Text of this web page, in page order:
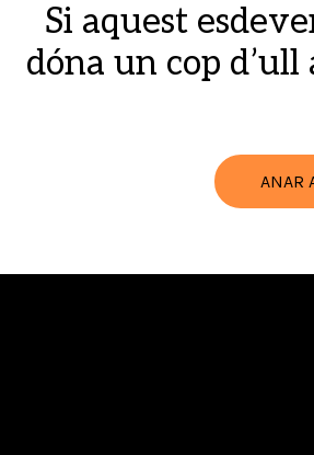
Si aquest
dóna un cop d’ull
ANAR